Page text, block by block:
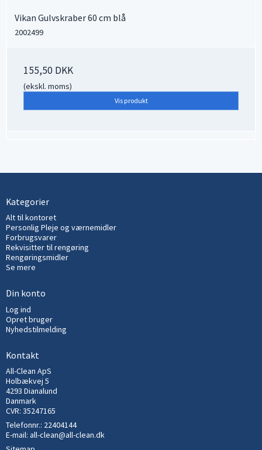
Vikan Gulvskraber 60 cm blå
2002499
155,50 DKK
(ekskl. moms)
Vis produkt
Kategorier
Alt til kontoret
Personlig Pleje og værnemidler
Forbrugsvarer
Rekvisitter til rengøring
Rengøringsmidler
Se mere
Din konto
Log ind
Opret bruger
Nyhedstilmelding
Kontakt
All-Clean ApS
Holbækvej 5
4293 Dianalund
Danmark
CVR: 35247165
Telefonnr.: 22404144
E-mail: all-clean@all-clean.dk